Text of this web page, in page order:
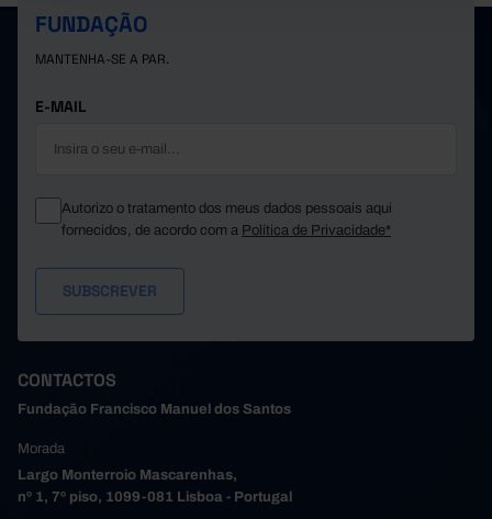
FUNDAÇÃO
MANTENHA-SE A PAR.
E-MAIL
Autorizo o tratamento dos meus dados pessoais aqui
fornecidos, de acordo com a Política de Privacidade*
CONTACTOS
Fundação Francisco Manuel dos Santos
Morada
Largo Monterroio Mascarenhas,
nº 1, 7º piso, 1099-081 Lisboa - Portugal